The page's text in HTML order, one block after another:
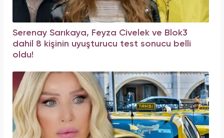
Serenay Sarıkaya, Feyza Civelek ve Blok3
dahil 8 kişinin uyuşturucu test sonucu belli
oldu!